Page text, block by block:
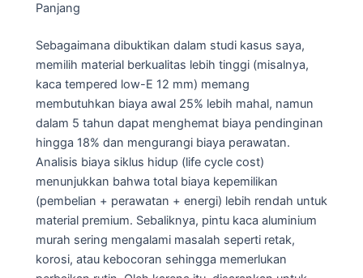
Panjang
Sebagaimana dibuktikan dalam studi kasus saya,
memilih material berkualitas lebih tinggi (misalnya,
kaca tempered low-E 12 mm) memang
membutuhkan biaya awal 25% lebih mahal, namun
dalam 5 tahun dapat menghemat biaya pendinginan
hingga 18% dan mengurangi biaya perawatan.
Analisis biaya siklus hidup (life cycle cost)
menunjukkan bahwa total biaya kepemilikan
(pembelian + perawatan + energi) lebih rendah untuk
material premium. Sebaliknya, pintu kaca aluminium
murah sering mengalami masalah seperti retak,
korosi, atau kebocoran sehingga memerlukan